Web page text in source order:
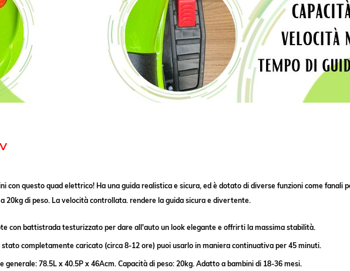
con questo quad elettrico! Ha una guida realistica e sicura, ed è dotato di diverse funzioni come
20kg di peso. La velocità controllata. rendere la guida sicura e divertente.
con battistrada testurizzato per dare all'auto un look elegante e offrirti la massima stabilità.
stato completamente caricato (circa 8-12 ore) puoi usarlo in maniera continuativa per 45 minuti.
generale: 78.5L x 40.5P x 46Acm. Capacità di peso: 20kg. Adatto a bambini di 18-36 mesi.